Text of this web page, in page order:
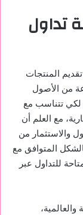
تداول
المنتجات
من الأصول
لكي تتناسب مع
مع العلم أن
والاستثمار من
المتوافق مع
للتداول عبر